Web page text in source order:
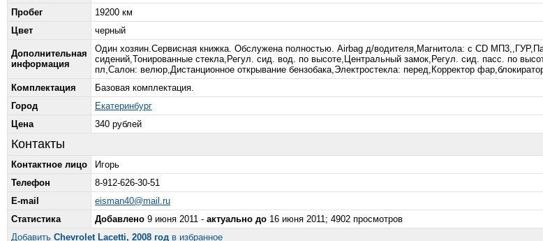
Пробег
19200 км
Цвет
черный
Дополнительная
информация
Один хозяин.Сервисная книжка. Обслужена полностью. Airbag д/водителя,Магнитола: с CD
сидений,Тонированные стекла,Регул. сид. вод. по высоте,Центральный замок,Регул. сид. пасс. по
пл,Салон: велюр,Дистанционное открывание бензобака,Электростекла: перед,Корректор
Комплектация
Базовая комплектация.
Город
Екатеринбург
Цена
340 рублей
Контакты
Контактное лицо
Игорь
Телефон
8-912-626-30-51
E-mail
eisman40@mail.ru
Статистика
Добавлено 9 июня 2011 - актуально до 16 июня 2011; 4902 просмотров
Добавить Chevrolet Lacetti, 2008 год в избранное